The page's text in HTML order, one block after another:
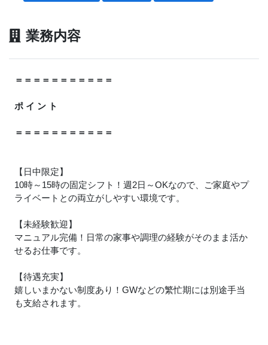
業務内容
＝＝＝＝＝＝＝＝＝＝＝
ポ イ ン ト
＝＝＝＝＝＝＝＝＝＝＝
【日中限定】
10時～15時の固定シフト！週2日～OKなので、ご家庭やプ
ライベートとの両立がしやすい環境です。
【未経験歓迎】
マニュアル完備！日常の家事や調理の経験がそのまま活か
せるお仕事です。
【待遇充実】
嬉しいまかない制度あり！GWなどの繁忙期には別途手当
も支給されます。